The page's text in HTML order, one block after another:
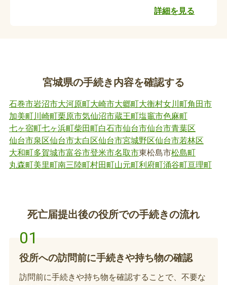
児童扶養手当の受給者が亡くなった場合、亡くなっ
児童扶養手当証書の返納（受給者が亡くなっ
受給者が亡くなった場合、亡くなった日の属する月
の手当までが支給されます。未払いの手当てがある
場合は、別途手続きが必要です。
児童手当の対象児童が亡くなった場合、資格喪失手
続きが必要になります。
児童扶養手当の資格喪失手続き（児童が亡く
詳細を見る
宮城県の手続き内容を確認する
石巻市岩沼市大河原町大崎市大郷町大衡村女川町角田市
加美町川崎町栗原市気仙沼市蔵王町塩竈市色麻町
七ヶ宿町七ヶ浜町柴田町白石市仙台市仙台市青葉区
仙台市泉区仙台市太白区仙台市宮城野区仙台市若林区
大和町多賀城市富谷市登米市名取市東松島市松島町
丸森町美里町南三陸町村田町山元町利府町涌谷町亘理町
死亡届提出後の役所での手続きの流れ
役所への訪問前に手続きや持ち物の確認
訪問前に手続きや持ち物を確認することで、不要な